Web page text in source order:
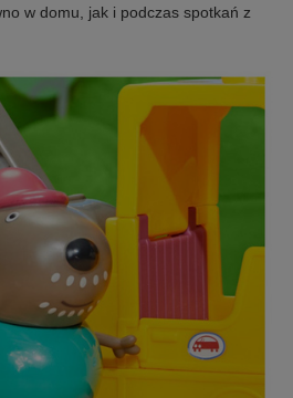
w domu, jak i podczas spotkań z